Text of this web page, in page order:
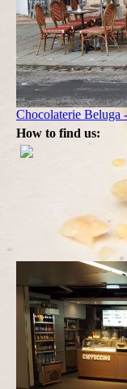
Chocolaterie Beluga
How to find us: